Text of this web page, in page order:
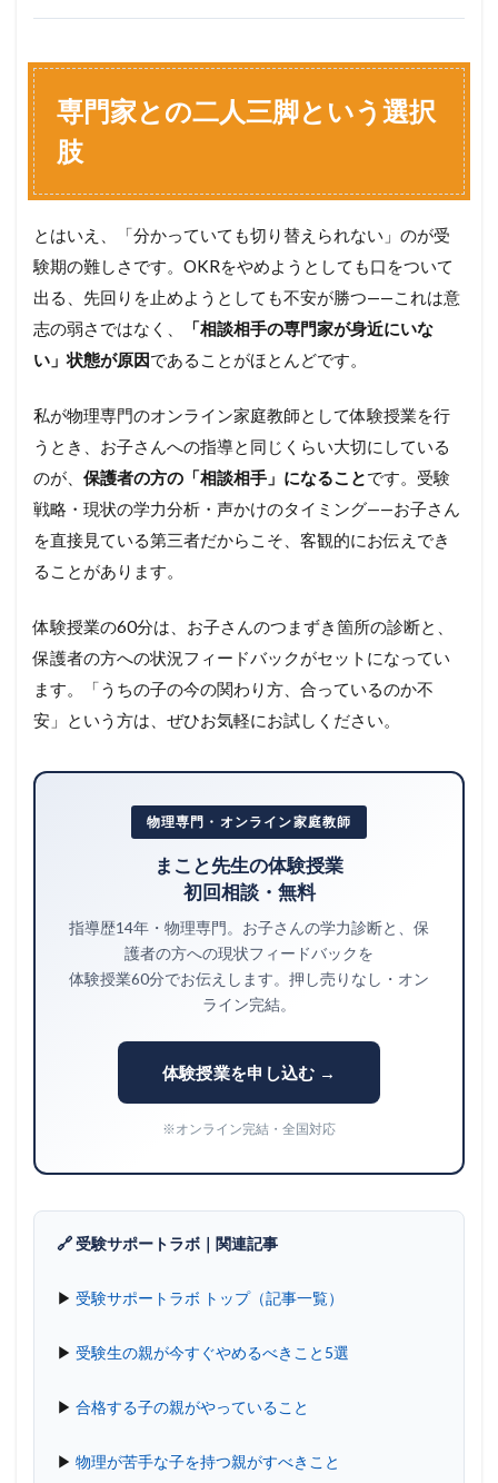
専門家との二人三脚という選択
肢
とはいえ、「分かっていても切り替えられない」のが受
験期の難しさです。OKRをやめようとしても口をついて
出る、先回りを止めようとしても不安が勝つ——これは意
志の弱さではなく、
「相談相手の専門家が身近にいな
い」状態が原因であることがほとんどです。
私が物理専門のオンライン家庭教師として体験授業を行
うとき、お子さんへの指導と同じくらい大切にしている
のが、 保護者の方の「相談相手」になることです。受験
戦略・現状の学力分析・声かけのタイミング——お子さん
を直接見ている第三者だからこそ、客観的にお伝えでき
ることがあります。
体験授業の60分は、お子さんのつまずき箇所の診断と、
保護者の方への状況フィードバックがセットになってい
ます。「うちの子の今の関わり方、合っているのか不
安」という方は、ぜひお気軽にお試しください。
物理専門・オンライン家庭教師
まこと先生の体験授業
初回相談・無料
指導歴14年・物理専門。お子さんの学力診断と、保
護者の方への現状フィードバックを
体験授業60分でお伝えします。押し売りなし・オン
ライン完結。
体験授業を申し込む →
※オンライン完結・全国対応
🔗 受験サポートラボ｜関連記事
▶ 受験サポートラボ トップ（記事一覧）
▶ 受験生の親が今すぐやめるべきこと5選
▶ 合格する子の親がやっていること
▶ 物理が苦手な子を持つ親がすべきこと